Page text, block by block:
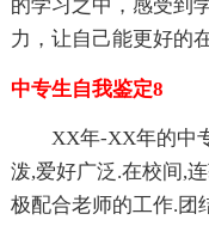
的学习之中，感受到
力，让自己能更好的
中专生自我鉴定8
XX年-XX年的中
泼,爱好广泛.在校间,
极配合老师的工作.团